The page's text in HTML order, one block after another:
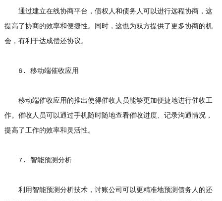
通过建立在线协商平台，债权人和债务人可以进行远程协商，这
提高了协商的效率和便捷性。同时，这也为双方提供了更多协商的机
会，有利于达成偿还协议。
6. 移动端催收应用
移动端催收应用的推出使得催收人员能够更加便捷地进行催收工
作。催收人员可以通过手机随时随地查看催收进度、记录沟通情况，
提高了工作的效率和灵活性。
7. 智能预测分析
利用智能预测分析技术，讨账公司可以更精准地预测债务人的还